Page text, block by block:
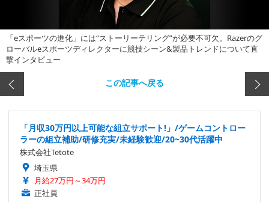
「eスポーツの進化」には“ストーリーテリング”が必要不可欠。Razerのグ
ローバルeスポーツディレクターに競技シーン&製品トレンドについて直
撃インタビュー
この記事へ戻る
「月収30万円以上可能な組立サポート!」/ゲームコントロー
ラーの組立補助/研修充実/未経験歓迎/20~30代活躍中
株式会社Tetote
埼玉県
月給27万円～34万円
正社員